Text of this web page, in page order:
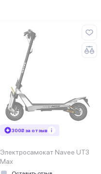
300₴ за отзыв
Электросамокат Navee UT3
Max